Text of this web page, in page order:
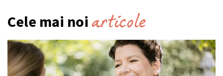
Cele mai noi articole